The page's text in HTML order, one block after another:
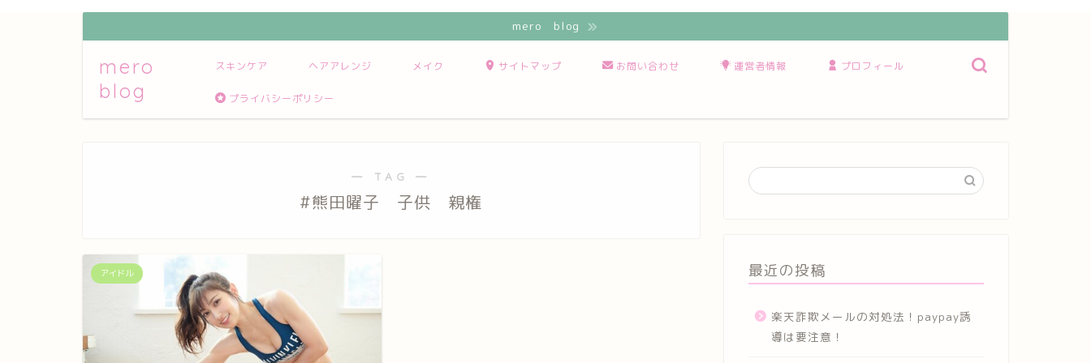
mero blog
mero
blog
スキンケア ヘアアレンジ メイク サイトマップ お問い合わせ 運営者情報 プロフィール
プライバシーポリシー
― TAG ―
#熊田曜子 子供 親権
アイドル 最近の投稿
楽天詐欺メールの対処法！paypay誘
導は要注意！